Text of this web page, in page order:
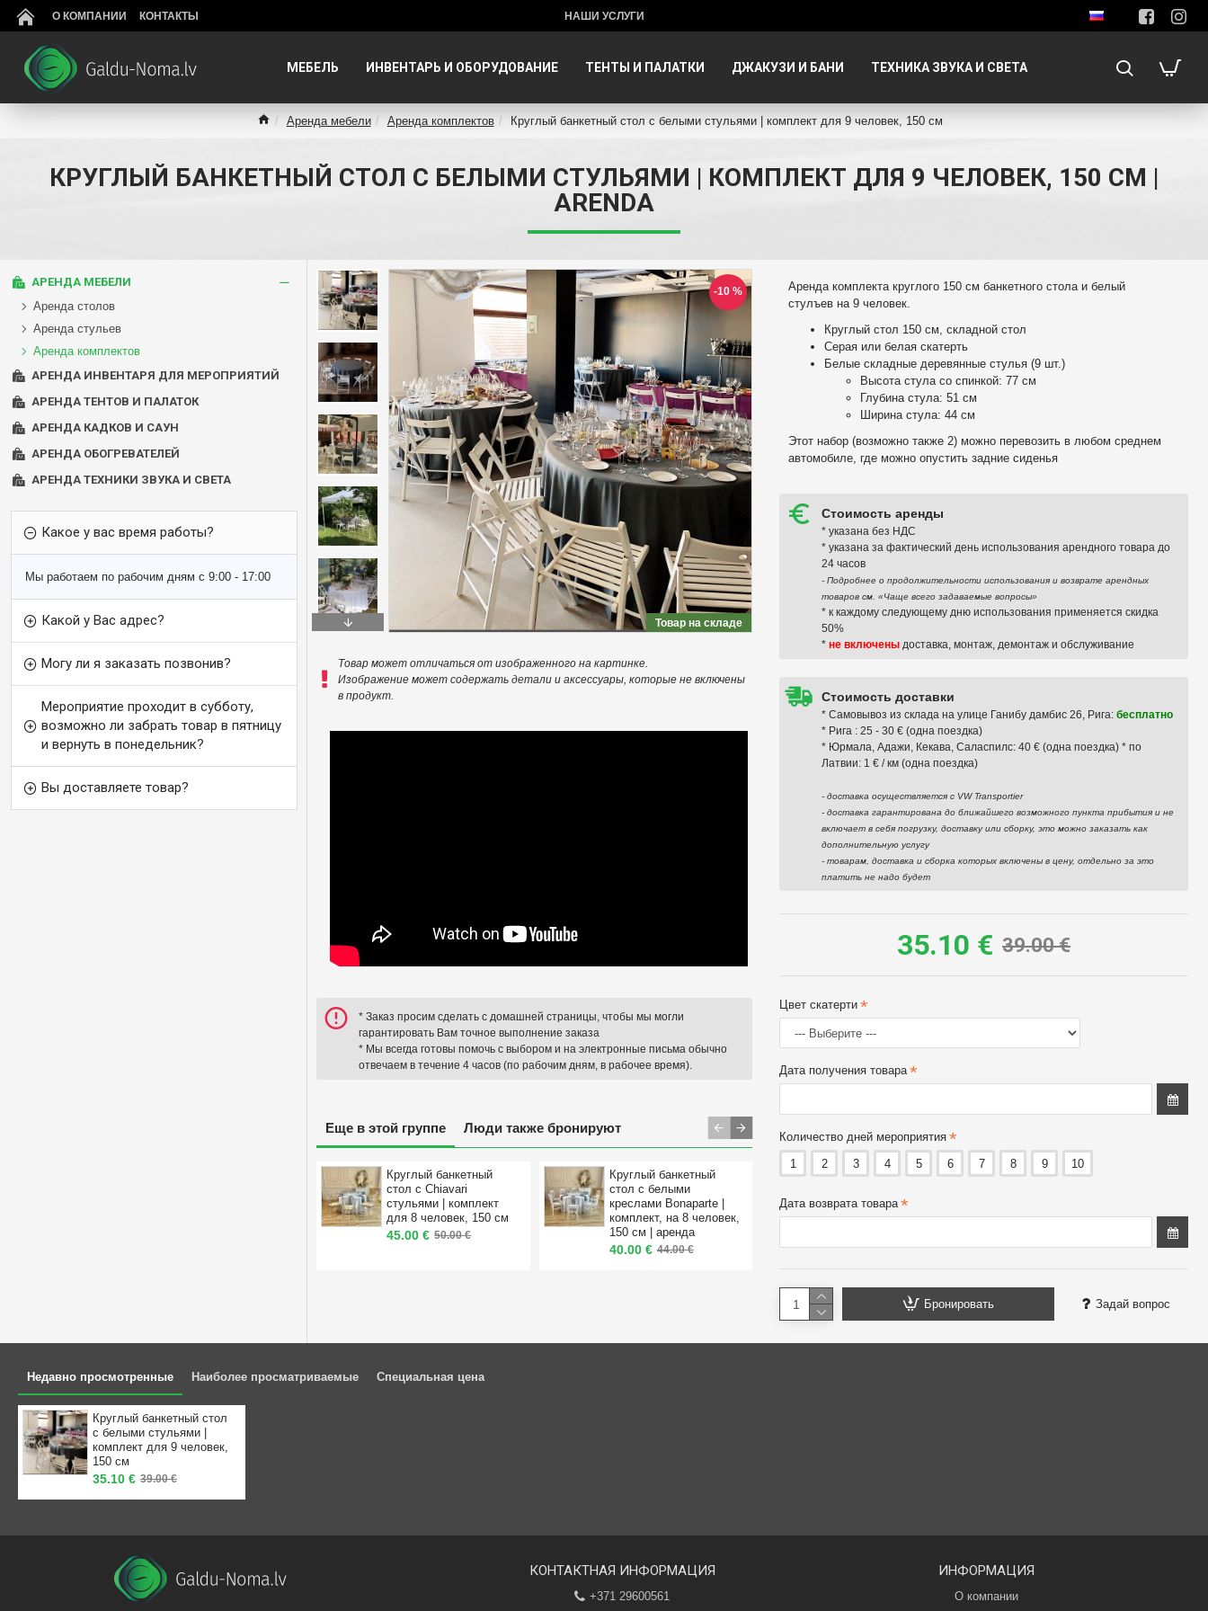
О КОМПАНИИ КОНТАКТЫ НАШИ УСЛУГИ
МЕБЕЛЬ ИНВЕНТАРЬ И ОБОРУДОВАНИЕ ТЕНТЫ И ПАЛАТКИ ДЖАКУЗИ И БАНИ ТЕХНИКА ЗВУКА И СВЕТА
Аренда мебели Аренда комплектов Круглый банкетный стол с белыми стульями | комплект для 9 человек, 150 см
КРУГЛЫЙ БАНКЕТНЫЙ СТОЛ С БЕЛЫМИ СТУЛЬЯМИ | КОМПЛЕКТ ДЛЯ 9 ЧЕЛОВЕК, 150 СМ |
ARENDA
АРЕНДА МЕБЕЛИ
Аренда столов
Аренда стульев
Аренда комплектов
АРЕНДА ИНВЕНТАРЯ ДЛЯ МЕРОПРИЯТИЙ
АРЕНДА ТЕНТОВ И ПАЛАТОК
АРЕНДА КАДКОВ И САУН
АРЕНДА ОБОГРЕВАТЕЛЕЙ
АРЕНДА ТЕХНИКИ ЗВУКА И СВЕТА
Какое у вас время работы?
Мы работаем по рабочим дням с 9:00 - 17:00
Какой у Bас адрес?
Могу ли я заказать позвонив?
Мероприятие проходит в субботу,
возможно ли зaбрать товар в пятницу
и вернуть в понедельник?
Вы доставляете товар?
Товар на складе
-10 %
Еще в этой группе Люди также бронируют
Круглый банкетный
стол с Chiavari
стульями | комплект
для 8 человек, 150 см
45.00 € 50.00 €
Круглый банкетный
стол с белыми
креслами Bonaparte |
комплект, на 8 человек,
150 см | аренда
40.00 € 44.00 €
Круглый банкетный
стульями Bonaparte
комплект, на 10 персон,
48.00 € 53.00 €
Круглый банкетный
для 9 человек, 150 см
Товар может отличаться от изображенного на картинке.
Изображение может содержать детали и аксессуары, которые не включены
в продукт.
* Заказ просим сделать с домашней страницы, чтобы мы могли
гарантировать Вам точное выполнение заказа
* Мы всегда готовы помочь с выбором и на электронные письма обычно
отвечаем в течение 4 часов (по рабочим дням, в рабочее время).
Стоимость аренды
* указана без НДС
* указана за фактический день использования арендного товара до
24 часов
- Подробнее о продолжительности использования и возврате арендных
товаров см. «Чаще всего задаваемые вопросы»
* к каждому следующему дню использования применяется скидка
50%
* не включены доставка, монтаж, демонтаж и обслуживание
Стоимость доставки
* Самовывоз из склада на улице Ганибу дамбис 26, Рига: бесплатно
* Рига : 25 - 30 € (одна поездка)
* Юрмала, Адажи, Кекава, Саласпилс: 40 € (одна поездка) * по
Латвии: 1 € / км (одна поездка)
- доставка осуществляется с VW Transportier
- доставка гарантирована до ближайшего возможного пункта прибытия и не
включает в себя погрузку, доставку или сборку, это можно заказать как
дополнительную услугу
- товарам, доставка и сборка которых включены в цену, отдельно за это
платить не надо будет
Аренда комплекта круглого 150 см банкетного стола и белый
стулъев на 9 человек.
Круглый стол 150 см, складной стол
Серая или белая скатерть
Белые складные деревянные стулья (9 шт.)
Высота стула со спинкой: 77 см
Глубина стула: 51 см
Ширина стула: 44 см
Этот набор (возможно также 2) можно перевозить в любом среднем
автомобиле, где можно опустить задние сиденья
35.10 € 39.00 €
Цвет скатерти
Дата получения товара
Количество дней мероприятия
1
2 3 4 5 6 7 8 9 10
Дата возврата товара
Бронировать Задай вопрос
Недавно просмотренные Наиболее просматриваемые Специальная цена
Круглый банкетный стол
с белыми стульями |
комплект для 9 человек,
150 см
35.10 € 39.00 €
КОНТАКТНАЯ ИНФОРМАЦИЯ
+371 29600561
ИНФОРМАЦИЯ
О компании